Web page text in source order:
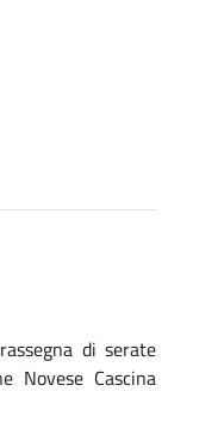
di serate
Novese Cascina